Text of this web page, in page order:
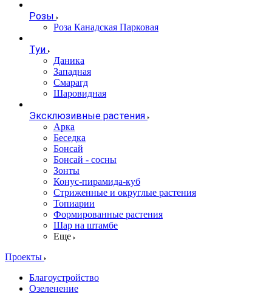
Розы
Роза Канадская Парковая
Туи
Даника
Западная
Смарагд
Шаровидная
Эксклюзивные растения
Арка
Беседка
Бонсай
Бонсай - сосны
Зонты
Конус-пирамида-куб
Стриженные и округлые растения
Топиарии
Формированные растения
Шар на штамбе
Еще
Проекты
Благоустройство
Озеленение